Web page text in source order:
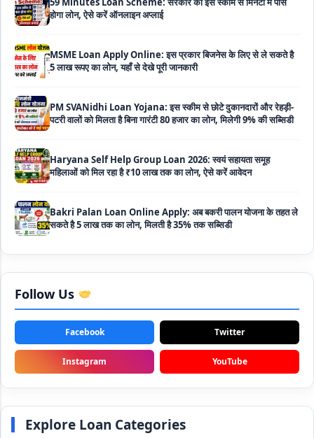
MSME Loan Apply Online: इस प्रकार बिजनेस के लिए से ले सकते है
5 लाख रूपए का लोन, यहाँ से देखे पूरी जानकारी
PM SVANidhi Loan Yojana: इस स्कीम से छोटे दुकानदारों और रेहड़ी-
पटरी वालों को मिलता है बिना गारंटी 80 हजार का लोन, मिलेगी 9% की सब्सिडी
Haryana Self Help Group Loan 2026: स्वयं सहायता समूह
महिलाओं को मिल रहा है ₹10 लाख तक का लोन, ऐसे करें आवेदन
Bakri Palan Loan Online Apply: अब बकरी पालन योजना के तहत ले
सकते है 5 लाख तक का लोन, मिलती है 35% तक सब्सिडी
SBI Animal Husbandry Loan Scheme: SBI पशुपालन लोन
योजना के फॉर्म फिर से हुए शुरू, बिना गारंटी मिलता है 1 लाख से लेकर 10 लाख
Mahila Samriddhi Loan Yojana: महिला समृद्धि योजना के तहत
NHFDC E-Rickshaw Loan Scheme Apply Online: अब ई-
रिक्शा खरीदने के लिए सकते है 1.5 लाख का सरकारी लोन, मिलेगी 50% तक
सब्सिडी
Rashtriya Gokul Mission Loan Scheme 2026: इस सरकारी
स्कीम से गाय डेयरी के लिए मिलेगा तगड़ी सब्सिडी के साथ लोन, आप भी ऐसे उठा
Follow Us
Facebook Twitter
Instagram YouTube
Explore Loan Categories